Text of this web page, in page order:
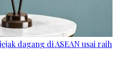
dagang di ASEAN usai raih